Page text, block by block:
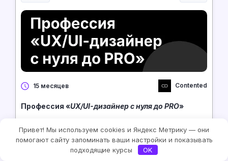
15 месяцев Contented
Профессия «UX/UI-дизайнер с нуля до PRO»
Рассрочка 0%
Привет! Мы используем cookies и Яндекс Метрику — они
помогают сайту запоминать ваши настройки и показывать
подходящие курсы
OK